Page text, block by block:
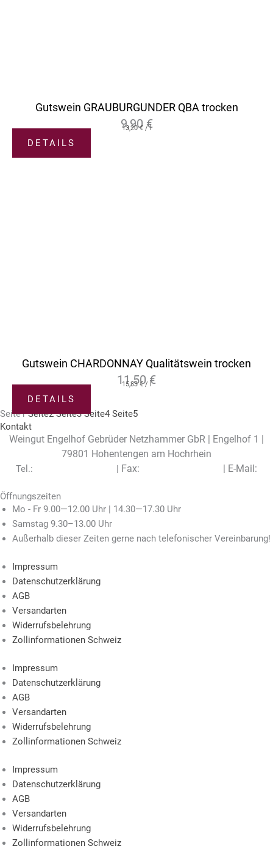
Gutswein GRAUBURGUNDER QBA trocken
9,90 €
13,20€/l
DETAILS
Gutswein CHARDONNAY Qualitätswein trocken
11,50€
15,33€/ l
DETAILS
Seite1 Seite2 Seite3 Seite4 Seite5
Kontakt
Weingut Engelhof Gebrüder Netzhammer GbR | Engelhof 1 |
79801 Hohentengen am Hochrhein
Tel.:
| Fax: E-Mail:
Öffnungszeiten
Mo - Fr 9.00—12.00 Uhr | 14.30—17.30 Uhr
Samstag 9.30–13.00 Uhr
Außerhalb dieser Zeiten gerne nach telefonischer Vereinbarung!
Impressum
Datenschutzerklärung
AGB
Versandarten
Widerrufsbelehrung
Zollinformationen Schweiz
Impressum
Datenschutzerklärung
AGB
Versandarten
Widerrufsbelehrung
Zollinformationen Schweiz
Impressum
Datenschutzerklärung
AGB
Versandarten
Widerrufsbelehrung
Zollinformationen Schweiz